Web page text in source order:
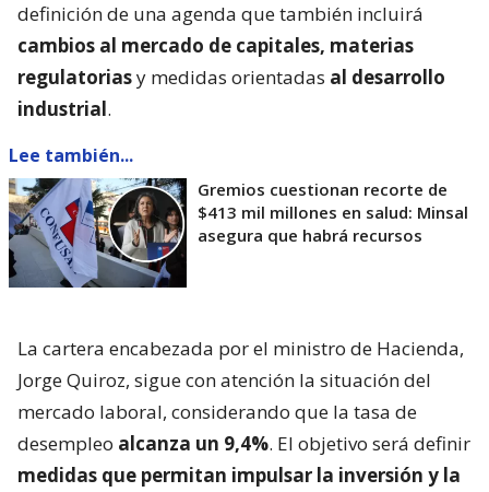
definición de una agenda que también incluirá
cambios al mercado de capitales, materias
regulatoriasy medidas orientadas al desarrollo
industrial.
Lee también...
Gremios cuestionan recorte de
$413 mil millones en salud: Minsal
asegura que habrá recursos
La cartera encabezada por el ministro de Hacienda,
Jorge Quiroz, sigue con atención la situación del
mercado laboral, considerando que la tasa de
desempleo alcanza un 9,4%. El objetivo será definir
medidas que permitan impulsar la inversión y la